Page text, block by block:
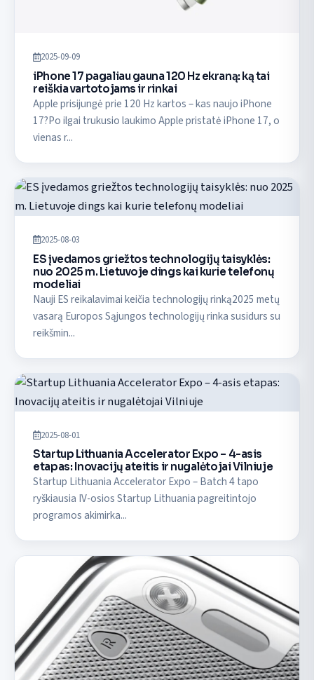
2025-09-09
iPhone 17 pagaliau gauna 120 Hz ekraną: ką tai
reiškia vartotojams ir rinkai
Apple prisijungė prie 120 Hz kartos – kas naujo iPhone
17?Po ilgai trukusio laukimo Apple pristatė iPhone 17, o
vienas r...
2025-08-03
ES įvedamos griežtos technologijų taisyklės:
nuo 2025 m. Lietuvoje dings kai kurie telefonų
modeliai
Nauji ES reikalavimai keičia technologijų rinką2025 metų
vasarą Europos Sąjungos technologijų rinka susidurs su
reikšmin...
2025-08-01
Startup Lithuania Accelerator Expo – 4-asis
etapas: Inovacijų ateitis ir nugalėtojai Vilniuje
Startup Lithuania Accelerator Expo – Batch 4 tapo
ryškiausia IV-osios Startup Lithuania pagreitintojo
programos akimirka...